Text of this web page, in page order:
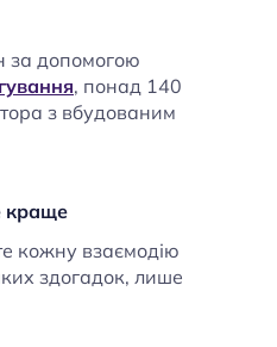
за допомогою
, понад 140
з вбудованим
краще
кожну взаємодію
здогадок, лише